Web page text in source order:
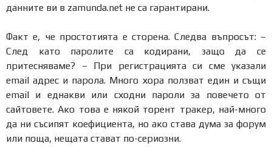
данните ви в zamunda.net не са гарантирани.
Факт е, че простотията е сторена. Следва въпросът: –
След като паролите са кодирани, защо да се
притесняваме? – При регистрацията си сме указали
email адрес и парола. Много хора ползват един и същи
email и еднакви или сходни пароли за повечето от
сайтовете. Ако това е някой торент тракер, най-много
да ни съсипят коефициента, но ако става дума за форум
или поща, нещата стават по-сериозни.